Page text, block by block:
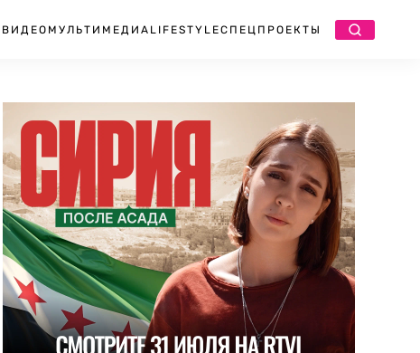
ВИДЕО МУЛЬТИМЕДИА LIFESTYLEСПЕЦПРОЕКТЫ